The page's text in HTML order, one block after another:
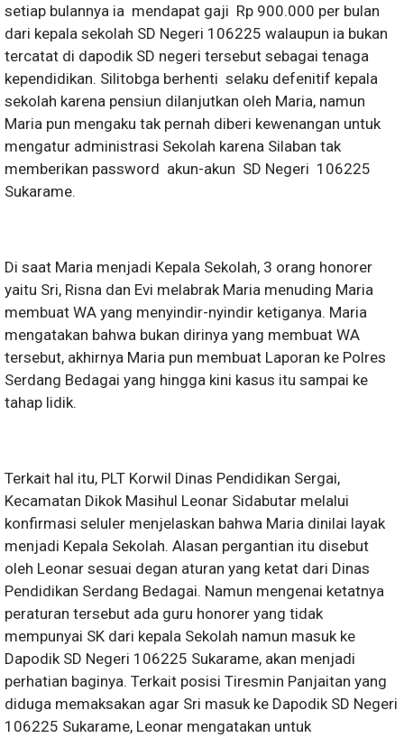
setiap bulannya ia mendapat gaji Rp 900.000 per bulan
dari kepala sekolah SD Negeri 106225 walaupun ia bukan
tercatat di dapodik SD negeri tersebut sebagai tenaga
kependidikan. Silitobga berhenti selaku defenitif kepala
sekolah karena pensiun dilanjutkan oleh Maria, namun
Maria pun mengaku tak pernah diberi kewenangan untuk
mengatur administrasi Sekolah karena Silaban tak
memberikan password akun-akun SD Negeri 106225
Sukarame.
Di saat Maria menjadi Kepala Sekolah, 3 orang honorer
yaitu Sri, Risna dan Evi melabrak Maria menuding Maria
membuat WA yang menyindir-nyindir ketiganya. Maria
mengatakan bahwa bukan dirinya yang membuat WA
tersebut, akhirnya Maria pun membuat Laporan ke Polres
Serdang Bedagai yang hingga kini kasus itu sampai ke
tahap lidik.
Terkait hal itu, PLT Korwil Dinas Pendidikan Sergai,
Kecamatan Dikok Masihul Leonar Sidabutar melalui
konfirmasi seluler menjelaskan bahwa Maria dinilai layak
menjadi Kepala Sekolah. Alasan pergantian itu disebut
oleh Leonar sesuai degan aturan yang ketat dari Dinas
Pendidikan Serdang Bedagai. Namun mengenai ketatnya
peraturan tersebut ada guru honorer yang tidak
mempunyai SK dari kepala Sekolah namun masuk ke
Dapodik SD Negeri 106225 Sukarame, akan menjadi
perhatian baginya. Terkait posisi Tiresmin Panjaitan yang
diduga memaksakan agar Sri masuk ke Dapodik SD Negeri
106225 Sukarame, Leonar mengatakan untuk